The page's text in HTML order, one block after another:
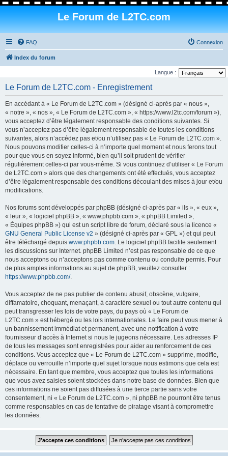
Le Forum de L2TC.com
FAQ Connexion
Index du forum
Langue :
Le Forum de L2TC.com - Enregistrement
En accédant à « Le Forum de L2TC.com » (désigné ci-après par « nous »,
« notre », « nos », « Le Forum de L2TC.com », « https://www.l2tc.com/forum »),
vous acceptez d’être légalement responsable des conditions suivantes. Si
vous n’acceptez pas d’être légalement responsable de toutes les conditions
suivantes, alors n’accédez pas et/ou n’utilisez pas « Le Forum de L2TC.com ».
Nous pouvons modifier celles-ci à n’importe quel moment et nous ferons tout
pour que vous en soyez informé, bien qu’il soit prudent de vérifier
régulièrement celles-ci par vous-même. Si vous continuez d’utiliser « Le Forum
de L2TC.com » alors que des changements ont été effectués, vous acceptez
d’être légalement responsable des conditions découlant des mises à jour et/ou
modifications.
Nos forums sont développés par phpBB (désigné ci-après par « ils », « eux »,
« leur », « logiciel phpBB », « www.phpbb.com », « phpBB Limited »,
« Équipes phpBB ») qui est un script libre de forum, déclaré sous la licence «
GNU General Public License v2 » (désigné ci-après par « GPL ») et qui peut
être téléchargé depuis www.phpbb.com. Le logiciel phpBB facilite seulement
les discussions sur Internet. phpBB Limited n’est pas responsable de ce que
nous acceptons ou n’acceptons pas comme contenu ou conduite permis. Pour
de plus amples informations au sujet de phpBB, veuillez consulter :
https://www.phpbb.com/.
Vous acceptez de ne pas publier de contenu abusif, obscène, vulgaire,
diffamatoire, choquant, menaçant, à caractère sexuel ou tout autre contenu qui
peut transgresser les lois de votre pays, du pays où « Le Forum de
L2TC.com » est hébergé ou les lois internationales. Le faire peut vous mener à
un bannissement immédiat et permanent, avec une notification à votre
fournisseur d’accès à Internet si nous le jugeons nécessaire. Les adresses IP
de tous les messages sont enregistrées pour aider au renforcement de ces
conditions. Vous acceptez que « Le Forum de L2TC.com » supprime, modifie,
déplace ou verrouille n’importe quel sujet lorsque nous estimons que cela est
nécessaire. En tant que membre, vous acceptez que toutes les informations
que vous avez saisies soient stockées dans notre base de données. Bien que
ces informations ne soient pas diffusées à une tierce partie sans votre
consentement, ni « Le Forum de L2TC.com », ni phpBB ne pourront être tenus
comme responsables en cas de tentative de piratage visant à compromettre
les données.